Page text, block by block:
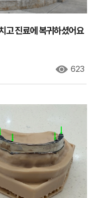
고 진료에 복귀하셨어요
623